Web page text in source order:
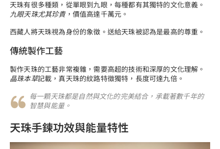
天珠有很多種類，從單眼到九眼，每種都有其獨特的文化意義。
九眼天珠尤其珍貴，價值高達千萬元。
西藏人將天珠視為身份的象徵。送給天珠被認為是最高的尊重。
傳統製作工藝
製作天珠的工藝非常複雜，需要高超的技術和深厚的文化理解。
晶珠本草記載，真天珠的紋路特徵獨特，長度可達九倍。
每一顆天珠都是自然與文化的完美結合，承載著數千年的
智慧與能量。
天珠手鍊功效與能量特性